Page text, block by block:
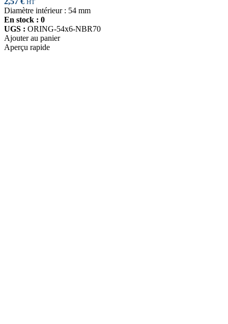
HT
Diamètre intérieur : 54 mm
En stock : 0
UGS : ORING-54x6-NBR70
Ajouter au panier
Aperçu rapide